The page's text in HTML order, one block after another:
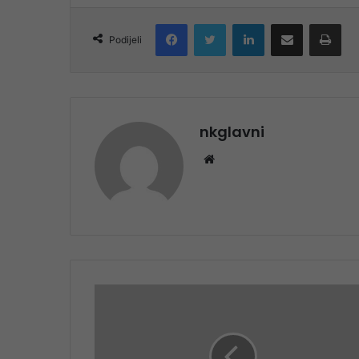
Podijeli
FacebookTwitter LinkedInShare via Email
nkglavni